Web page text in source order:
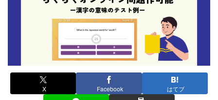
X Facebook はてブ